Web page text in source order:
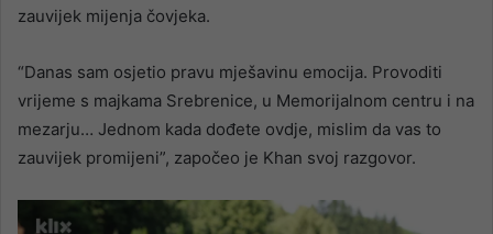
zauvijek mijenja čovjeka.
“Danas sam osjetio pravu mješavinu emocija. Provoditi
vrijeme s majkama Srebrenice, u Memorijalnom centru i na
mezarju… Jednom kada dođete ovdje, mislim da vas to
zauvijek promijeni”, započeo je Khan svoj razgovor.